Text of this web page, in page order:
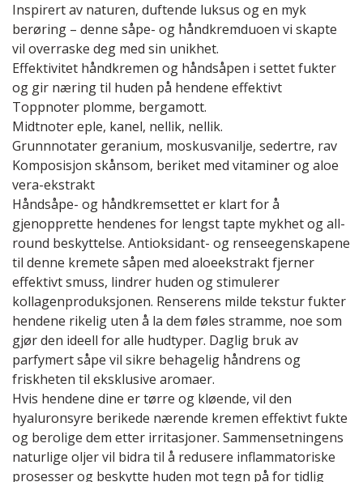
Inspirert av naturen, duftende luksus og en myk
berøring – denne såpe- og håndkremduoen vi skapte
vil overraske deg med sin unikhet.
Effektivitet håndkremen og håndsåpen i settet fukter
og gir næring til huden på hendene effektivt
Toppnoter plomme, bergamott.
Midtnoter eple, kanel, nellik, nellik.
Grunnnotater geranium, moskusvanilje, sedertre, rav
Komposisjon skånsom, beriket med vitaminer og aloe
vera-ekstrakt
Håndsåpe- og håndkremsettet er klart for å
gjenopprette hendenes for lengst tapte mykhet og all-
round beskyttelse. Antioksidant- og renseegenskapene
til denne kremete såpen med aloeekstrakt fjerner
effektivt smuss, lindrer huden og stimulerer
kollagenproduksjonen. Renserens milde tekstur fukter
hendene rikelig uten å la dem føles stramme, noe som
gjør den ideell for alle hudtyper. Daglig bruk av
parfymert såpe vil sikre behagelig håndrens og
friskheten til eksklusive aromaer.
Hvis hendene dine er tørre og kløende, vil den
hyaluronsyre berikede nærende kremen effektivt fukte
og berolige dem etter irritasjoner. Sammensetningens
naturlige oljer vil bidra til å redusere inflammatoriske
prosesser og beskytte huden mot tegn på for tidlig